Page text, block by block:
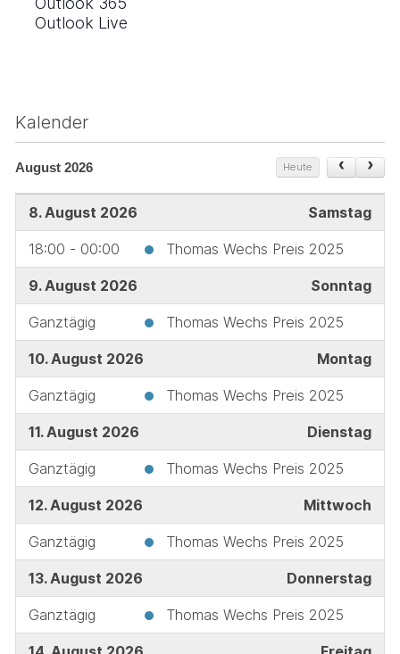
Outlook Live
Kalender
August 2026 Heute
8. August 2026 Samstag
18:00 - 00:00 Thomas Wechs Preis 2025
9. August 2026 Sonntag
Ganztägig Thomas Wechs Preis 2025
10. August 2026 Montag
Ganztägig Thomas Wechs Preis 2025
11. August 2026 Dienstag
Ganztägig Thomas Wechs Preis 2025
12. August 2026 Mittwoch
Ganztägig Thomas Wechs Preis 2025
13. August 2026 Donnerstag
Ganztägig Thomas Wechs Preis 2025